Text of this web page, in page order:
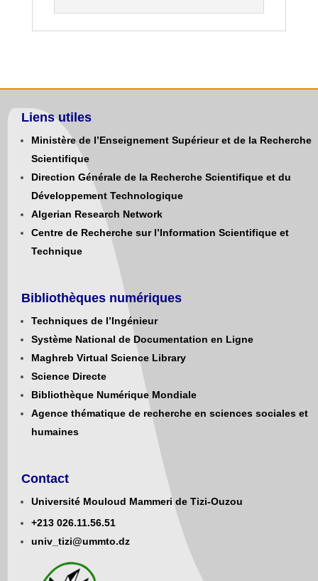
Liens utiles
Ministère de l’Enseignement Supérieur et de la Recherche
Scientifique
Direction Générale de la Recherche Scientifique et du
Développement Technologique
Algerian Research Network
Centre de Recherche sur l’Information Scientifique et
Technique
Bibliothèques numériques
Techniques de l’Ingénieur
Système National de Documentation en Ligne
Maghreb Virtual Science Library
Science Directe
Bibliothèque Numérique Mondiale
Agence thématique de recherche en sciences sociales et
humaines
Contact
Université Mouloud Mammeri de Tizi-Ouzou
+213 026.11.56.51
univ_tizi@ummto.dz